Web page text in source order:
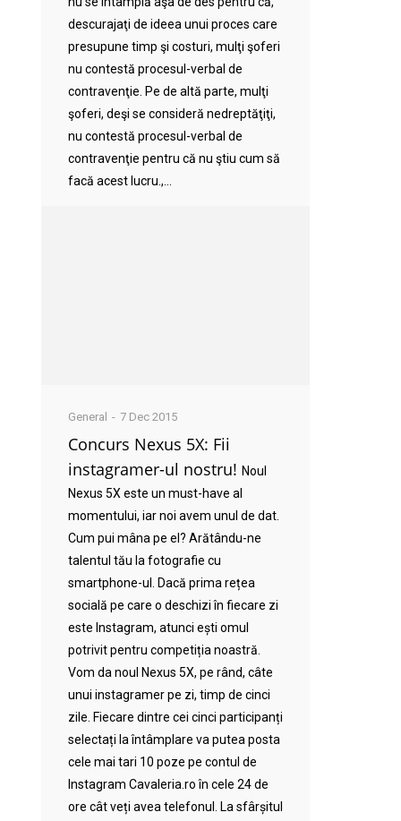
descurajaţi de ideea unui proces care
presupune timp şi costuri, mulţi şoferi
nu contestă procesul-verbal de
contravenţie. Pe de altă parte, mulţi
şoferi, deşi se consideră nedreptăţiţi,
nu contestă procesul-verbal de
contravenţie pentru că nu ştiu cum să
facă acest lucru.,...
General 7 Dec 2015
Concurs Nexus 5X: Fii
instagramer-ul nostru! Noul
Nexus 5X este un must-have al
momentului, iar noi avem unul de dat.
Cum pui mâna pe el? Arătându-ne
talentul tău la fotografie cu
smartphone-ul. Dacă prima rețea
socială pe care o deschizi în fiecare zi
este Instagram, atunci ești omul
potrivit pentru competiția noastră.
Vom da noul Nexus 5X, pe rând, câte
unui instagramer pe zi, timp de cinci
zile. Fiecare dintre cei cinci participanți
selectați la întâmplare va putea posta
cele mai tari 10 poze pe contul de
Instagram Cavaleria.ro în cele 24 de
ore cât veți avea telefonul. La sfârșitul